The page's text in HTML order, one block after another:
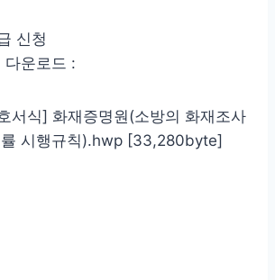
신청
다운로드 :
서식] 화재증명원(소방의 화재조사
률 시행규칙).hwp [33,280byte]